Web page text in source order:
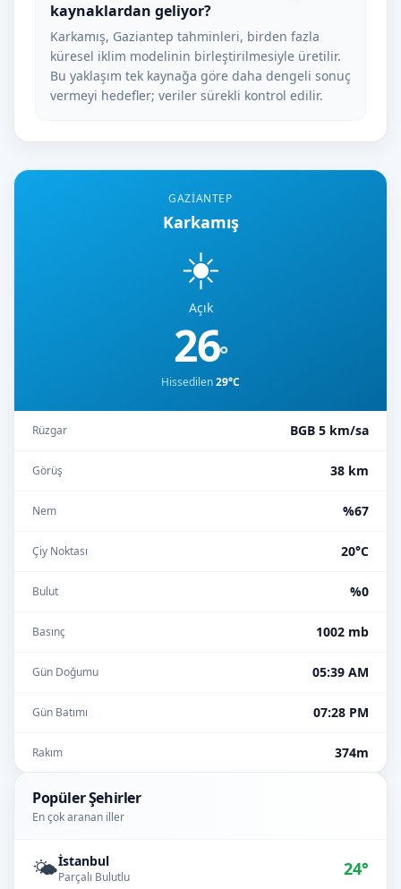
GAZIANTEP
Karkamış
☀️
Açık
26°
Hissedilen29°C
Rüzgar BGB 5 km/sa
Görüş 38 km
Nem %67
Çiy Noktası 20°C
Bulut %0
Basınç 1002 mb
Gün Doğumu 05:39 AM
Gün Batımı 07:28 PM
Rakım 374m
Popüler Şehirler
En çok aranan iller
🌤️İstanbul
Parçalı Bulutlu 24°
kaynaklardan geliyor?
Karkamış, Gaziantep tahminleri, birden fazla
küresel iklim modelinin birleştirilmesiyle üretilir.
Bu yaklaşım tek kaynağa göre daha dengeli sonuç
vermeyi hedefler; veriler sürekli kontrol edilir.